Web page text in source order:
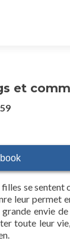
et
filles se
leur permet
envie
toute leur